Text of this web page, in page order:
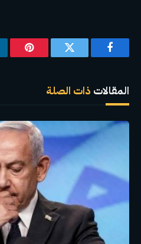
فيسبوك تويتر
المقالات ذات الصلة